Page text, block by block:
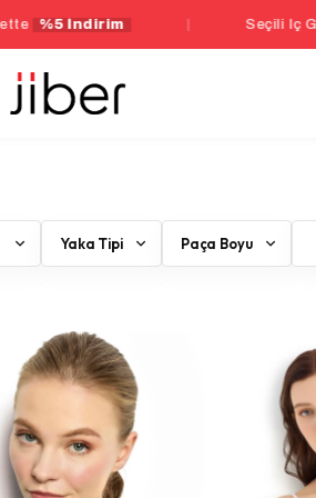
Seçili İç Giyim Ürünlerinde
Yaka Tipi Paça Boyu